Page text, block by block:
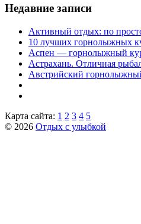
Недавние записи
Активный отдых: по
10 лучших горнолыжных
Аспен — горнолыжный
Астрахань. Отличная
Австрийский
Карта сайта: 1 2 3 4 5
© 2026 Отдых с улыбкой